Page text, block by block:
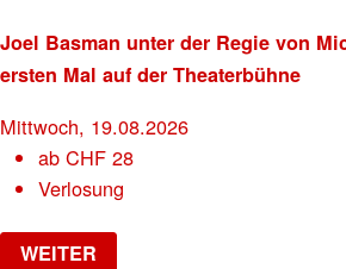
Joel Basman unter der Regie von
ersten Mal auf der Theaterbühne
Mittwoch, 19.08.2026
abCHF 28
Verlosung
WEITER